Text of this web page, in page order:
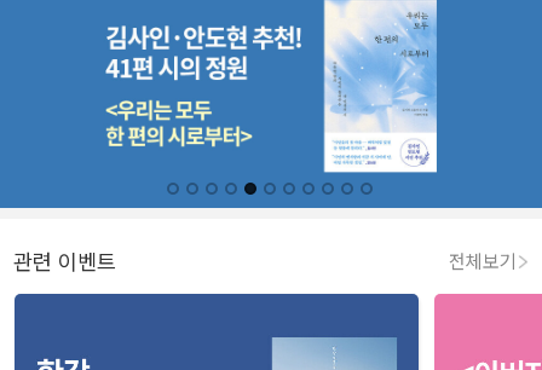
관련 이벤트 전체보기